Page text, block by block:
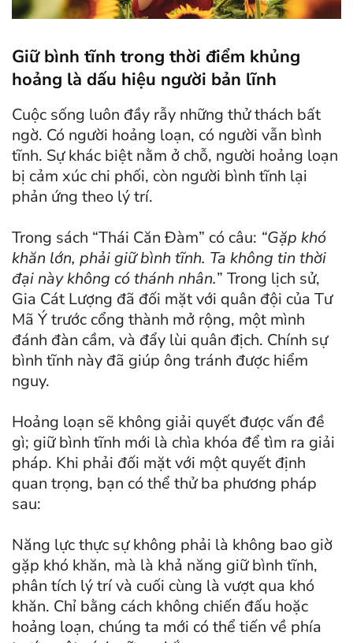
Giữ bình tĩnh trong thời điểm khủng
hoảng là dấu hiệu người bản lĩnh
Cuộc sống luôn đầy rẫy những thử thách bất
ngờ. Có người hoảng loạn, có người vẫn bình
tĩnh. Sự khác biệt nằm ở chỗ, người hoảng loạn
bị cảm xúc chi phối, còn người bình tĩnh lại
phản ứng theo lý trí.
Trong sách “Thái Căn Đàm” có câu: “Gặp khó
khăn lớn, phải giữ bình tĩnh. Ta không tin thời
đại này không có thánh nhân.” Trong lịch sử,
Gia Cát Lượng đã đối mặt với quân đội của Tư
Mã Ý trước cổng thành mở rộng, một mình
đánh đàn cầm, và đẩy lùi quân địch. Chính sự
bình tĩnh này đã giúp ông tránh được hiểm
nguy.
Hoảng loạn sẽ không giải quyết được vấn đề
gì; giữ bình tĩnh mới là chìa khóa để tìm ra giải
pháp. Khi phải đối mặt với một quyết định
quan trọng, bạn có thể thử ba phương pháp
sau:
Năng lực thực sự không phải là không bao giờ
gặp khó khăn, mà là khả năng giữ bình tĩnh,
phân tích lý trí và cuối cùng là vượt qua khó
khăn. Chỉ bằng cách không chiến đấu hoặc
hoảng loạn, chúng ta mới có thể tiến về phía